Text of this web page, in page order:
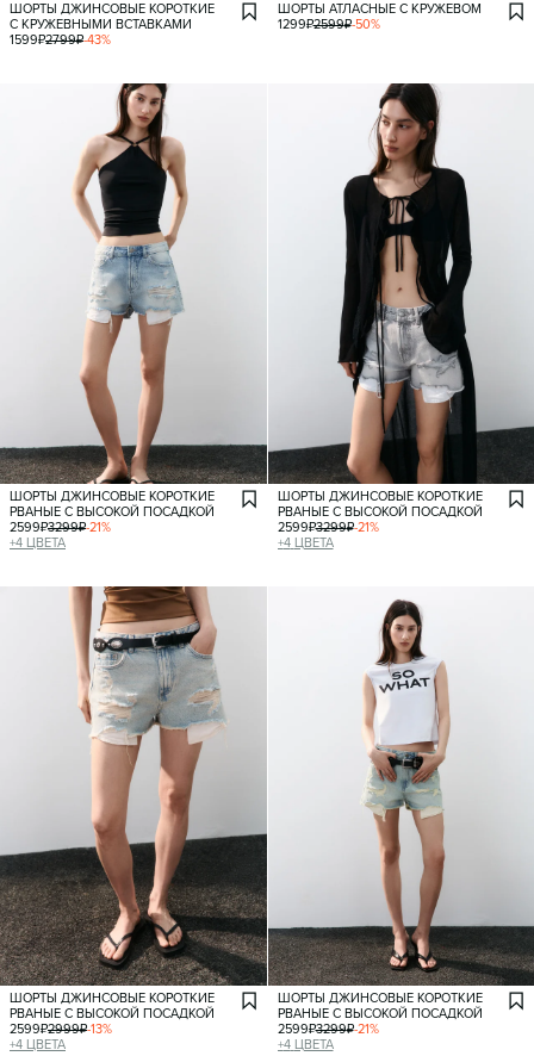
ШОРТЫ ДЖИНСОВЫЕ КОРОТКИЕ
С КРУЖЕВНЫМИ ВСТАВКАМИ
1599₽2799₽-43%
ШОРТЫ АТЛАСНЫЕ С КРУЖЕВОМ
1299₽2599₽-50%
ШОРТЫ ДЖИНСОВЫЕ КОРОТКИЕ
РВАНЫЕ С ВЫСОКОЙ ПОСАДКОЙ
2599₽3299₽-21%
+4 ЦВЕТА
ШОРТЫ ДЖИНСОВЫЕ КОРОТКИЕ
РВАНЫЕ С ВЫСОКОЙ ПОСАДКОЙ
2599₽3299₽-21%
+4 ЦВЕТА
ШОРТЫ ДЖИНСОВЫЕ КОРОТКИЕ
РВАНЫЕ С ВЫСОКОЙ ПОСАДКОЙ
2599₽2999₽-13%
+4 ЦВЕТА
ШОРТЫ ДЖИНСОВЫЕ КОРОТКИЕ
РВАНЫЕ С ВЫСОКОЙ ПОСАДКОЙ
2599₽3299₽-21%
+4 ЦВЕТА